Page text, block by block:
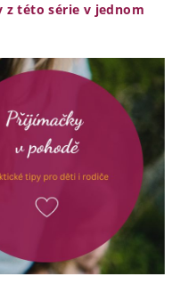
z této série v jednom